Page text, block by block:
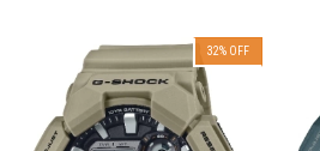
32% OFF